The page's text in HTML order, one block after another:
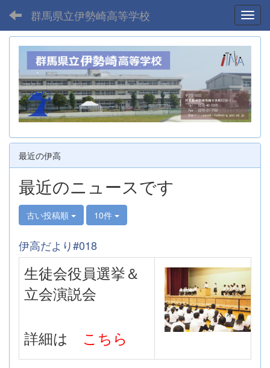
群馬県立伊勢崎高等学校
最近の伊高
最近のニュースです
古い投稿順 10件
伊高だより#018
生徒会役員選挙＆
立会演説会
詳細は こちら